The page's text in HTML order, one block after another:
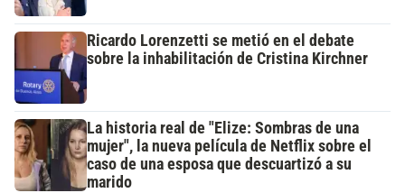
Ricardo Lorenzetti se metió en el debate
sobre la inhabilitación de Cristina Kirchner
La historia real de "Elize: Sombras de una
mujer", la nueva película de Netflix sobre el
caso de una esposa que descuartizó a su
marido